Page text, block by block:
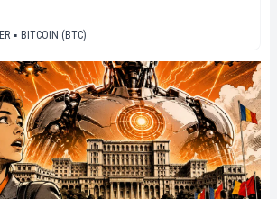
▪ BITCOIN (BTC)